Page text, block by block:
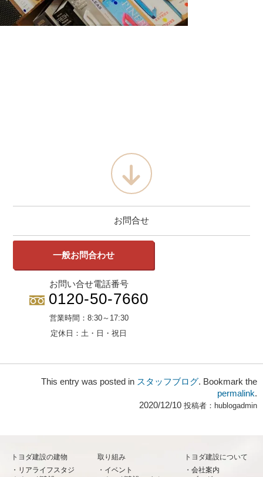
お問合せ
一般お問合わせ
お問い合せ電話番号
0120-50-7660
営業時間： 8:30～17:30
定休日：土・日・祝日
This entry was posted in スタッフブログ. Bookmark the
permalink.
2020/12/10 投稿者： hublogadmin
トヨダ建設の建物
リアライフスタジ
取り組み
イベント
トヨダ建設について
会社案内